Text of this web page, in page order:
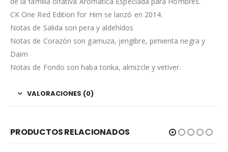
CK One Red Edition for Him se lanzó en 2014.
Notas de Salida son pera y aldehídos
Notas de Corazón son gamuza, jengibre, pimienta negra y
Daim
Notas de Fondo son haba tonka, almizcle y vetiver.
VALORACIONES (0)
PRODUCTOS RELACIONADOS